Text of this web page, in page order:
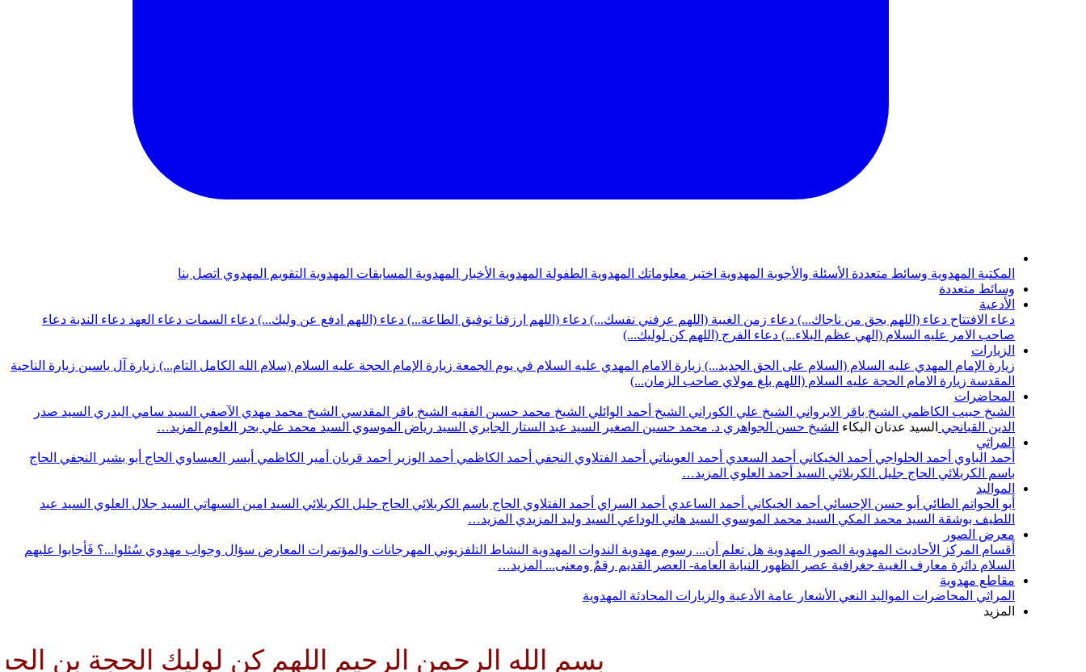
المكتبة المهدوية وسائط متعددة الأسئلة والأجوبة المهدوية اختبر معلوماتك المهدوية الطفولة المهدوية الأخبار المهدوية المسابقات المهدوية التقويم المهدوي اتصل بنا
وسائط متعددة
الأدعية
دعاء الافتتاح دعاء (اللهم بحق من ناجاك...) دعاء زمن الغيبة (اللهم عرفني نفسك...) دعاء (اللهم ارزقنا توفيق الطاعة...) دعاء (اللهم ادفع عن وليك...) دعاء السمات دعاء العهد دعاء الندبة دعاء
صاحب الامر عليه السلام (الهي عظم البلاء...) دعاء الفرج (اللهم كن لوليك...)
الزيارات
زيارة الإمام المهدي عليه السلام (السلام على الحق الجديد...) زيارة الامام المهدي عليه السلام في يوم الجمعة زيارة الإمام الحجة عليه السلام (سلام الله الكامل التام...) زيارة آل ياسين زيارة الناحية
المقدسة زيارة الامام الحجة عليه السلام (اللهم بلغ مولاي صاحب الزمان...)
المحاضرات
الشيخ حبيب الكاظمي الشيخ باقر الايرواني الشيخ علي الكوراني الشيخ أحمد الوائلي الشيخ محمد حسين الفقيه الشيخ باقر المقدسي الشيخ محمد مهدي الآصفي السيد سامي البدري السيد صدر
الدين القبانجي السيد عدنان البكاء الشيخ حسن الجواهري د. محمد حسين الصغير السيد عبد الستار الجابري السيد رياض الموسوي السيد محمد علي بحر العلوم المزيد…
المراثي
أحمد الباوي أحمد الحلواجي أحمد الخيكاني أحمد السعدي أحمد العويناتي أحمد الفتلاوي النجفي أحمد الكاظمي أحمد الوزير أحمد قربان أمير الكاظمي أيسر العيساوي الحاج أبو بشير النجفي الحاج
باسم الكربلائي الحاج جليل الكربلائي السيد أحمد العلوي المزيد…
المواليد
أبو الحواتم الطائي أبو حسن الإحسائي أحمد الخيكاني أحمد الساعدي أحمد السراي أحمد الفتلاوي الحاج باسم الكربلائي الحاج جليل الكربلائي السيد امين السيهاتي السيد جلال العلوي السيد عبد
اللطيف بوشقة السيد محمد المكي السيد محمد الموسوي السيد هاني الوداعي السيد وليد المزيدي المزيد…
معرض الصور
أقسام المركز
الأحاديث المهدوية الصور المهدوية هل تعلم أن... رسوم مهدوية الندوات المهدوية النشاط التلفزيوني المهرجانات والمؤتمرات المعارض سؤال وجواب مهدوي سُئلوا...؟ فَأجابوا عليهم
السلام دائرة معارف الغيبة جغرافية عصر الظهور النيابة العامة- العصر القديم رقمٌ ومعنى... المزيد…
مقاطع مهدوية
المراثي المحاضرات المواليد النعي الأشعار عامة الأدعية والزيارات المحادثة المهدوية
المزيد
بسم الله الرحمن الرحيم اللهم كن لوليك الحجة بن الحسن